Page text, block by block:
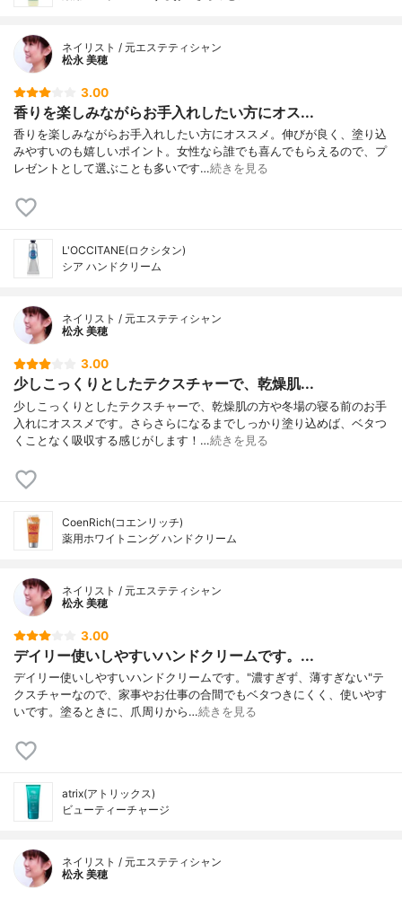
ネイリスト / 元エステティシャン
松永 美穂
3.00
香りを楽しみながらお手入れしたい方にオス...
香りを楽しみながらお手入れしたい方にオススメ。伸びが良く、塗り込
みやすいのも嬉しいポイント。女性なら誰でも喜んでもらえるので、プ
レゼントとして選ぶことも多いです…続きを見る
L'OCCITANE(ロクシタン)
シア ハンドクリーム
ネイリスト / 元エステティシャン
松永 美穂
3.00
少しこっくりとしたテクスチャーで、乾燥肌...
少しこっくりとしたテクスチャーで、乾燥肌の方や冬場の寝る前のお手
入れにオススメです。さらさらになるまでしっかり塗り込めば、ベタつ
くことなく吸収する感じがします！…続きを見る
CoenRich(コエンリッチ)
薬用ホワイトニング ハンドクリーム
ネイリスト / 元エステティシャン
松永 美穂
3.00
デイリー使いしやすいハンドクリームです。...
デイリー使いしやすいハンドクリームです。"濃すぎず、薄すぎない"テ
クスチャーなので、家事やお仕事の合間でもベタつきにくく、使いやす
いです。塗るときに、爪周りから…続きを見る
atrix(アトリックス)
ビューティーチャージ
ネイリスト / 元エステティシャン
松永 美穂